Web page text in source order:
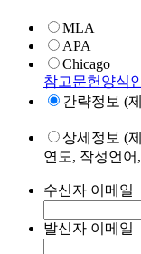
MLA
APA
Chicago
참고문헌양식
간략정보 (
상세정보 (
연도, 작성언
수신자 이메일
발신자 이메일